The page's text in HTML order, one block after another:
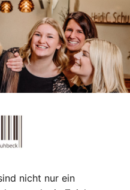
nicht nur ein